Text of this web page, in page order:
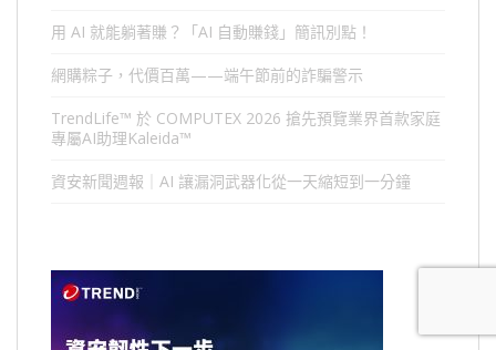
用 AI 就能躺著賺？「AI 自動賺錢」簡訊別點！
網購粽子，代價百萬——端午節前的詐騙警示
TrendLife™ 於 COMPUTEX 2026 搶先預覽業界首款家庭
專屬AI助理Kaleida™
資安新聞週報｜AI 讓漏洞武器化從一天縮短到一分鐘